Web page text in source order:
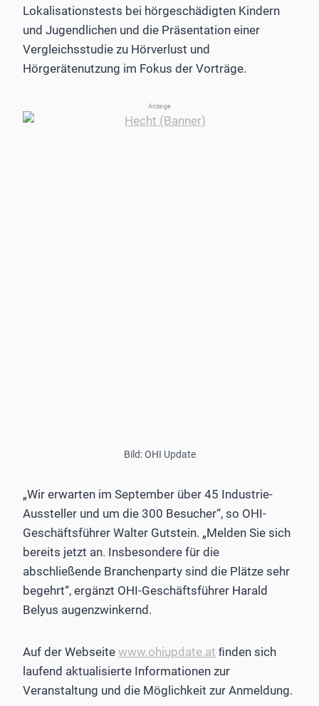
Lokalisationstests bei hörgeschädigten Kindern
und Jugendlichen und die Präsentation einer
Vergleichsstudie zu Hörverlust und
Hörgerätenutzung im Fokus der Vorträge.
Anzeige
Bild: OHI Update
„Wir erwarten im September über 45 Industrie-
Aussteller und um die 300 Besucher“, so OHI-
Geschäftsführer Walter Gutstein. „Melden Sie sich
bereits jetzt an. Insbesondere für die
abschließende Branchenparty sind die Plätze sehr
begehrt“, ergänzt OHI-Geschäftsführer Harald
Belyus augenzwinkernd.
Auf der Webseite www.ohiupdate.at ﬁnden sich
laufend aktualisierte Informationen zur
Veranstaltung und die Möglichkeit zur Anmeldung.